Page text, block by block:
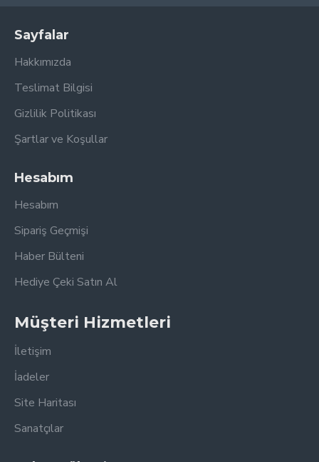
Sayfalar
Hakkımızda
Teslimat Bilgisi
Gizlilik Politikası
Şartlar ve Koşullar
Hesabım
Hesabım
Sipariş Geçmişi
Haber Bülteni
Hediye Çeki Satın Al
Müşteri Hizmetleri
İletişim
İadeler
Site Haritası
Sanatçılar